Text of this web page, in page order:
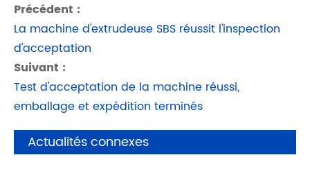
Précédent :
La machine d'extrudeuse SBS réussit l'inspection
d'acceptation
Suivant :
Test d'acceptation de la machine réussi,
emballage et expédition terminés
Actualités connexes